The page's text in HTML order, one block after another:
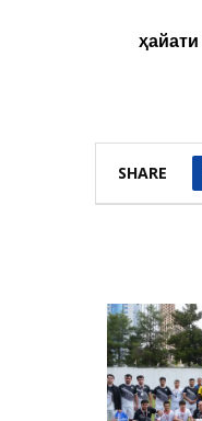
ҳайати
SHARE